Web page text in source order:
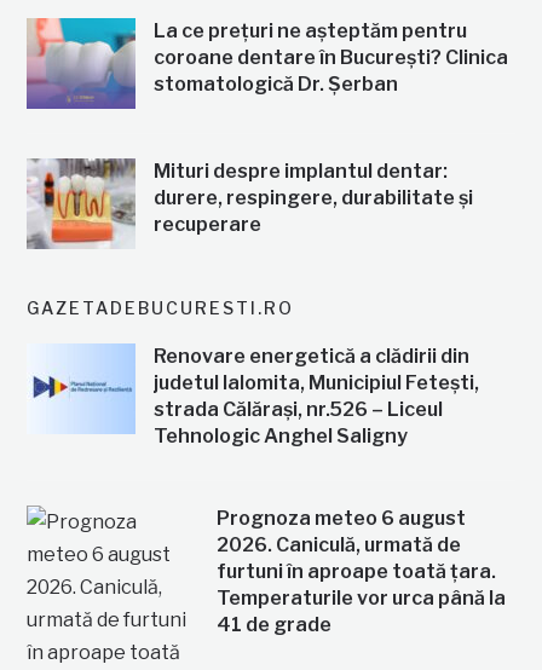
La ce prețuri ne așteptăm pentru
coroane dentare în București? Clinica
stomatologică Dr. Șerban
Mituri despre implantul dentar:
durere, respingere, durabilitate și
recuperare
GAZETADEBUCURESTI.RO
Renovare energetică a clădirii din
judetul Ialomita, Municipiul Fetești,
strada Călărași, nr.526 – Liceul
Tehnologic Anghel Saligny
Prognoza meteo 6 august
2026. Caniculă, urmată de
furtuni în aproape toată țara.
Temperaturile vor urca până la
41 de grade